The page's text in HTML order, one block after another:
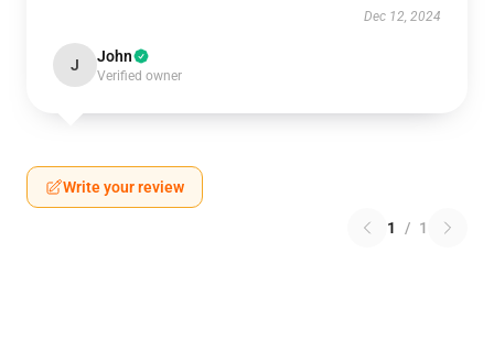
Dec 12, 2024
J John
Verified owner
Write your review
1 / 1